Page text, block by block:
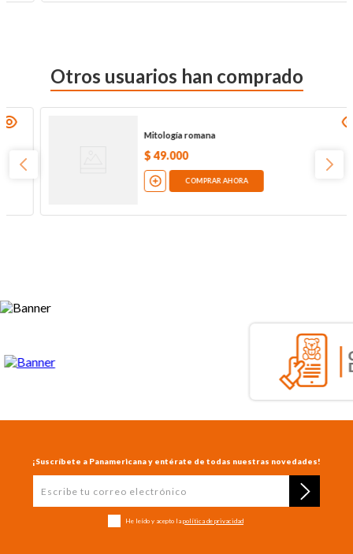
Otros usuarios han comprado
Mitología romana
COMPRAR AHORA
¡Suscríbete a Panamericana y entérate de todas nuestras novedades!
He leído y acepto la política de privacidad